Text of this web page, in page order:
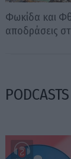
Φωκίδα και
αποδράσεις
PODCASTS